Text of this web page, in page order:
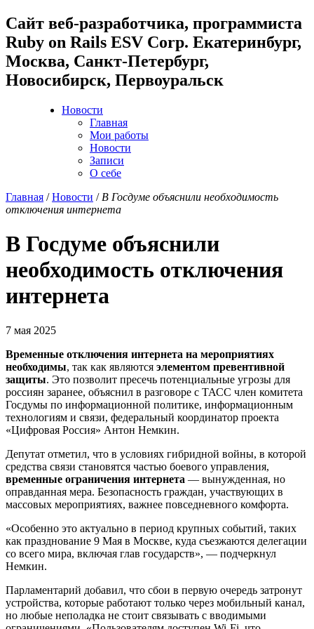
Cайт веб-разработчика, программиста
Ruby on Rails ESV Corp. Екатеринбург,
Москва, Санкт-Петербург,
Новосибирск, Первоуральск
Новости
Главная
Мои работы
Новости
Записи
О себе
Главная /Новости / В Госдуме объяснили необходимость
отключения интернета
В Госдуме объяснили
необходимость отключения
интернета
7 мая 2025
Временные отключения интернета на мероприятиях
необходимы, так как являются элементом превентивной
защиты. Это позволит пресечь потенциальные угрозы для
россиян заранее, объяснил в разговоре с ТАСС член комитета
Госдумы по информационной политике, информационным
технологиям и связи, федеральный координатор проекта
«Цифровая Россия» Антон Немкин.
Депутат отметил, что в условиях гибридной войны, в которой
средства связи становятся частью боевого управления,
временные ограничения интернета — вынужденная, но
оправданная мера. Безопасность граждан, участвующих в
массовых мероприятиях, важнее повседневного комфорта.
«Особенно это актуально в период крупных событий, таких
как празднование 9 Мая в Москве, куда съезжаются делегации
со всего мира, включая глав государств», — подчеркнул
Немкин.
Парламентарий добавил, что сбои в первую очередь затронут
устройства, которые работают только через мобильный канал,
но любые неполадка не стоит связывать с вводимыми